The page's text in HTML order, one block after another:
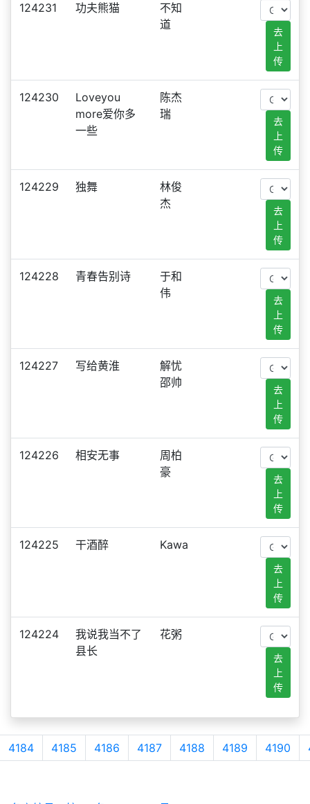
124231 功夫熊猫
不知
道
去
上
传
124230
Loveyou
more爱你多
一些
陈杰
瑞
去
上
传
124229 独舞
林俊
杰
去
上
传
124228 青春告别诗
于和
伟
去
上
传
124227 写给黄淮
解忧
邵帅
去
上
传
124226 相安无事
周柏
豪
去
上
传
124225 干酒醉 Kawa
去
上
传
124224
我说我当不了
县长
花粥
去
上
传
4184 4185 4186 4187 4188 4189 4190